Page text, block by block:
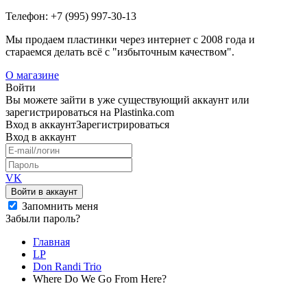
Телефон: +7 (995) 997-30-13
Мы продаем пластинки через интернет c 2008 года и
стараемся делать всё с "избыточным качеством".
О магазине
Войти
Вы можете зайти в уже существующий аккаунт или
зарегистрироваться на Plastinka.com
Вход в аккаунтЗарегистрироваться
Вход в аккаунт
VK
Войти в аккаунт
Запомнить меня
Забыли пароль?
Главная
LP
Don Randi Trio
Where Do We Go From Here?